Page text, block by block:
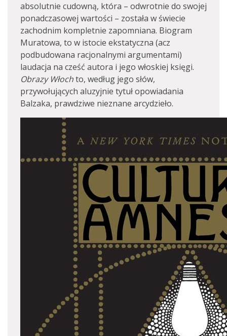
absolutnie cudowną, która – odwrotnie do swojej
ponadczasowej wartości – została w świecie
zachodnim kompletnie zapomniana. Biogram
Muratowa, to w istocie ekstatyczna (acz
podbudowana racjonalnymi argumentami)
laudacja na cześć autora i jego włoskiej księgi.
Obrazy Włochto, według jego słów,
przywołujących aluzyjnie tytuł opowiadania
Balzaka, prawdziwe nieznane arcydzieło.